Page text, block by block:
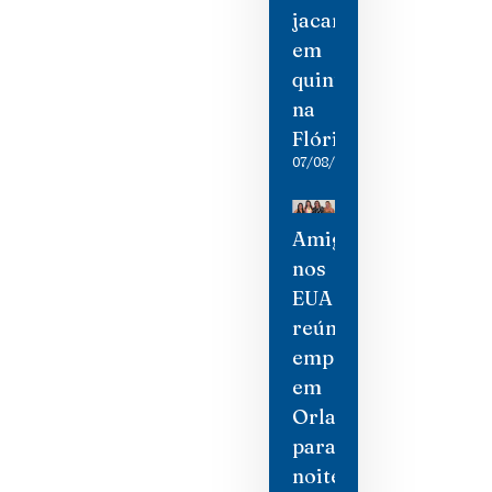
jacaré
em
quintal
na
Flórida
07/08/2026
Amigas
nos
EUA
reúne
empresárias
em
Orlando
para
noite